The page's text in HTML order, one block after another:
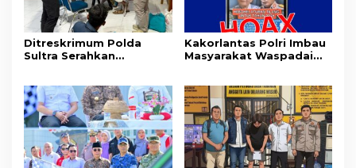
Ditreskrimum Polda
Sultra Serahkan
Penyelenggaraan
Perjalanan Ibadah Umrah
Tanpa Izin ke Kejaksaan
Kakorlantas Polri Imbau
Masyarakat Waspadai